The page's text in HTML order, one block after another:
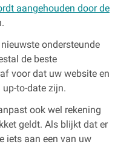
aangehouden door de
ondersteunde
de beste
voor dat uw website en
to-date zijn.
ook wel rekening
geldt. Als blijkt dat er
iets aan een van uw